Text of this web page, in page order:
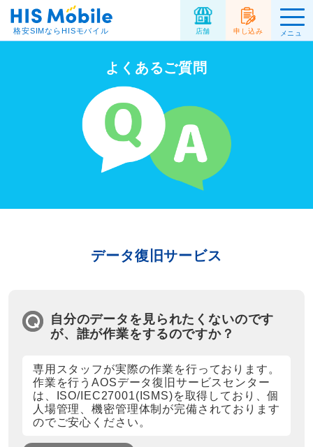
格安SIMならHISモバイル 店舗 申し込み
メニュ
ー
よくあるご質問
データ復旧サービス
自分のデータを見られたくないのです
が、誰が作業をするのですか？
専用スタッフが実際の作業を行っております。
作業を行うAOSデータ復旧サービスセンター
は、ISO/IEC27001(ISMS)を取得しており、個
人場管理、機密管理体制が完備されております
のでご安心ください。